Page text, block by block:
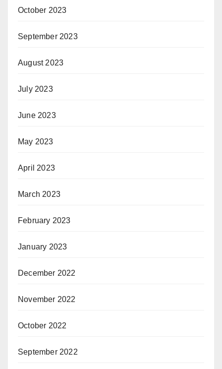
October 2023
September 2023
August 2023
July 2023
June 2023
May 2023
April 2023
March 2023
February 2023
January 2023
December 2022
November 2022
October 2022
September 2022